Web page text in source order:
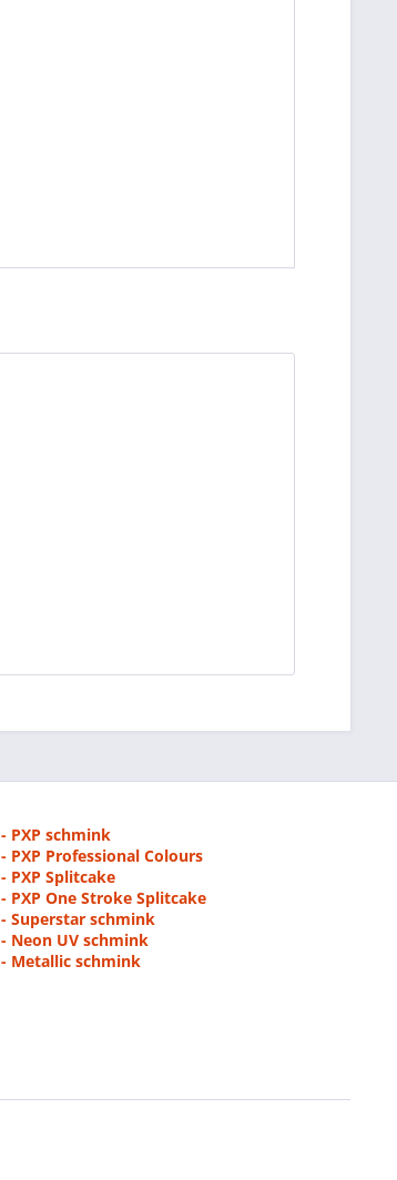
- PXP schmink
- PXP Professional Colours
- PXP Splitcake
- PXP One Stroke Splitcake
- Superstar schmink
- Neon UV schmink
- Metallic schmink